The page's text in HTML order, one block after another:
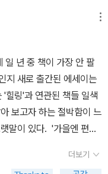
은 꽃피는 절망이다. 그
없다. 웃는 꽃이 아닌 우
이 불지 않으니 그걸 보는
>에서 네번째로 문학평
문학평론가 하응백은 이
의미 문장 '처음 당신을
것이었나 생각해 봅니
상대에게 무엇이든 주
주어야 한다. 오늘도 짬뽕
재한다는 사실, 그래서
것이다. 음식에 대한 두
하고 눈을 멎게 한다. 정
없다. 악순환이 거듭된
가 인용한 마이클 폴란의
종류의 음식을 먹되 과식
다. 한 가지 더 덧붙인다
. '어린왕자'님의 리뷰 (정
건들은 그 삶의 주인공이
고 극복해 나가는 의미있
국사회가 지향해야할 삶
게 되는 책이다.
이야기가 나와 너무 닮
은 대개 회
모양인데, 나는 그토록 혼
돌아가고 싶은 생각이 없
랑은 사랑이 아니었음
픈 청춘 역시 청춘이 아닌
모두들 20대가 되면
때가 되면 아직 아무것
정도 나이가 들어야 어른
고 결정적이고 운명적이
치는 것이다. 이것은 애
도 불가능하다. 심심하
서 둘로, 둘에서 하나로,
, 사람은 죽는다. _ 하응
과 한 명의 평론가가 그
건 조금 생소한 느낌이
듯한 느낌이 든다. 시인들
가 궁금하다. 스물아홉
혼자인 건 괜찮다. 작년에
일 년 중 책이 가장 안 팔
지 새로 출간된 에세이는
'힐링'과 연관된 책들 일색
보고자 하는 절박함이 느
말이 있다. '가을엔 편지
고은 시인의 <가을 편지
더보기